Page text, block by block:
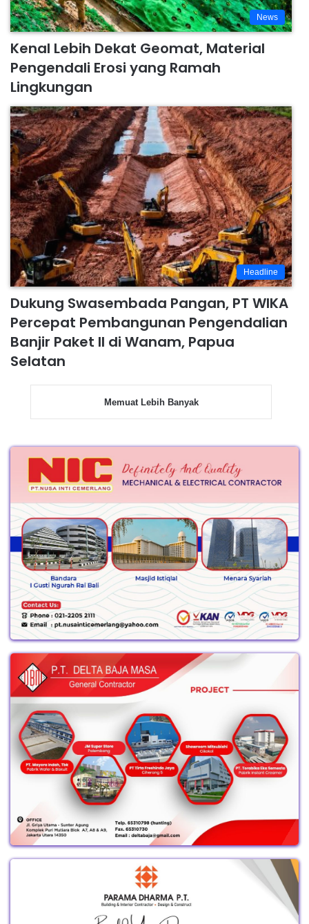
News
Kenal Lebih Dekat Geomat, Material
Pengendali Erosi yang Ramah
Lingkungan
Headline
Dukung Swasembada Pangan, PT WIKA
Percepat Pembangunan Pengendalian
Banjir Paket II di Wanam, Papua
Selatan
Memuat Lebih Banyak